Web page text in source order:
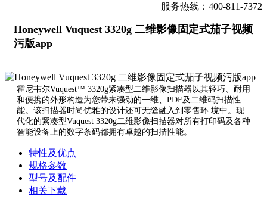
服务热线：400-811-7372
Honeywell Vuquest 3320g 二维影像固定式茄子视频
污版app
霍尼韦尔Vuquest™ 3320g紧凑型二维影像扫描器以其轻巧、耐用
和便携的外形构造为您带来强劲的一维、PDF及二维码扫描性
能。该扫描器时尚优雅的设计还可无缝融入到零售环 境中。现
代化的紧凑型Vuquest 3320g二维影像扫描器对所有打印码及各种
智能设备上的数字条码都拥有卓越的扫描性能。
特性及优点
规格参数
型号及配件
相关下载